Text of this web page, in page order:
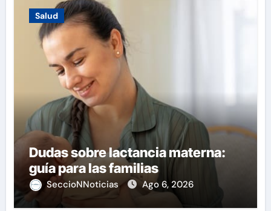
Salud
Dudas sobre lactancia materna:
guía para las familias
SeccioNNoticias Ago 6, 2026